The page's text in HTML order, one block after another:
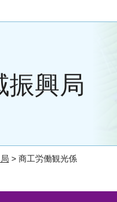
振興局
> 商工労働観光係